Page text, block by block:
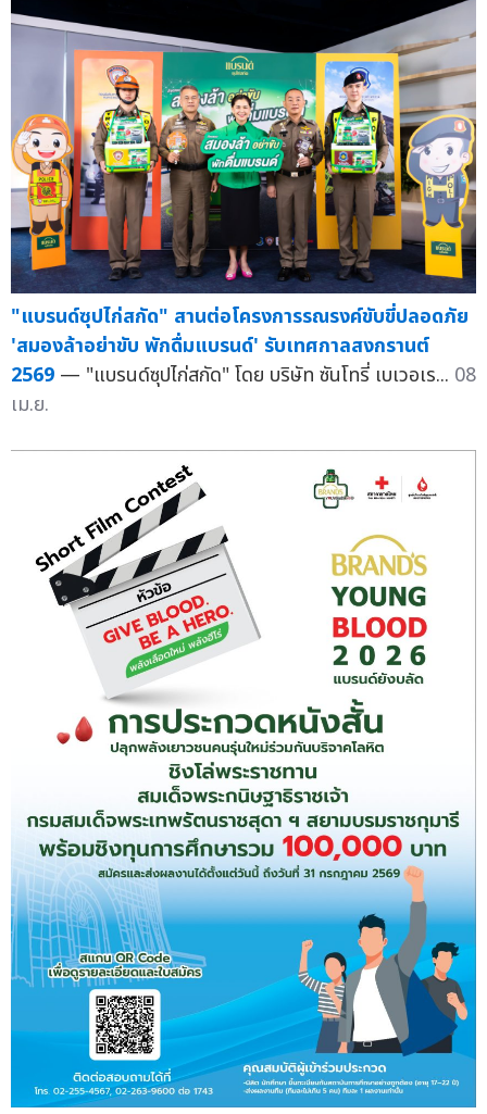
"แบรนด์ซุปไก่สกัด" สานต่อโครงการรณรงค์ขับขี่ปลอดภัย
'สมองล้าอย่าขับ พักดื่มแบรนด์' รับเทศกาลสงกรานต์
2569 — "แบรนด์ซุปไก่สกัด" โดย บริษัท ซันโทรี่ เบเวอเร... 08
เม.ย.